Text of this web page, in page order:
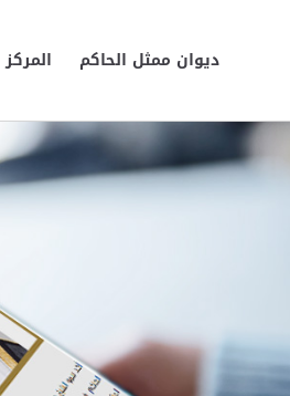
ديوان ممثل الحاكم